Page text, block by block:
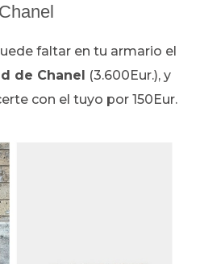
faltar en tu armario el
de Chanel (3.600Eur.), y
con el tuyo por 150Eur.